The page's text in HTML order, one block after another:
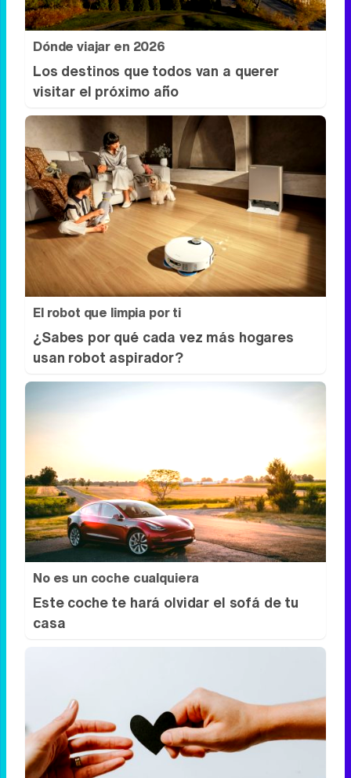
Dónde viajar en 2026
Los destinos que todos van a querer
visitar el próximo año
El robot que limpia por ti
¿Sabes por qué cada vez más hogares
usan robot aspirador?
No es un coche cualquiera
Este coche te hará olvidar el sofá de tu